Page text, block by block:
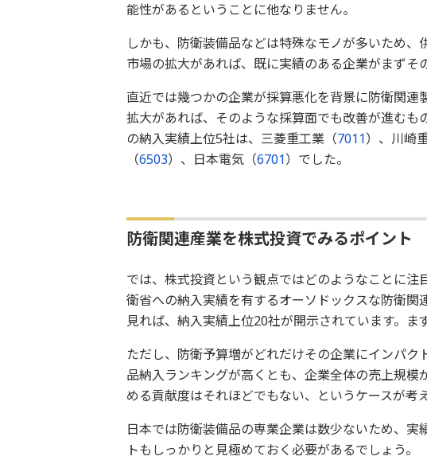
能性があるということに他なりません。
しかも、防衛装備品などは特殊なモノが多いため、
市場の拡大があれば、既に実績のある企業がまずそ
直近では幾つかの企業が採算悪化を背景に防衛関
拡大があれば、そのような採算面でも改善が進む
の納入実績上位5社は、三菱重工業（7011）、川崎
（6503）、日本電気（6701）でした。
防衛関連産業を株式投資でみるポイント
では、株式投資という観点ではどのようなことに
衛省への納入実績を有するオーソドックスな防衛
見れば、納入実績上位20社が開示されています。ま
ただし、防衛予算増がどれだけその企業にインパ
品納入ランキングが高くとも、企業全体の売上規
める貢献度はそれほどでもない、というケースが考
日本では防衛装備品の専業企業は数少ないため、
トもしっかりと見極めておく必要があるでしょう。